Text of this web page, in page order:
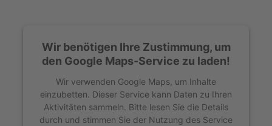
Wir benötigen Ihre Zustimmung, um
den Google Maps-Service zu laden!
Wir verwenden Google Maps, um Inhalte
einzubetten. Dieser Service kann Daten zu Ihren
Aktivitäten sammeln. Bitte lesen Sie die Details
durch und stimmen Sie der Nutzung des Service